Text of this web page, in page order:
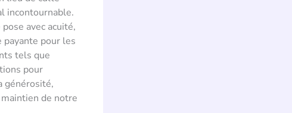
incontournable.
avec acuité,
payante pour les
tels que
pour
générosité,
de notre